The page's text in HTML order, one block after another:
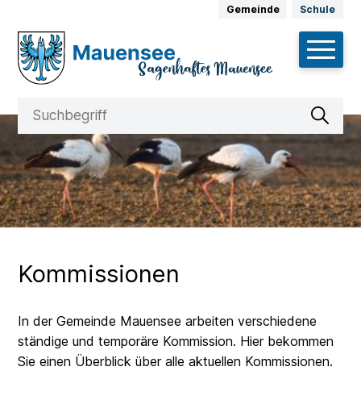
Navigieren in Mauensee
Gemeinde Schule
Suche
Suchbegriff
Kommissionen
In der Gemeinde Mauensee arbeiten verschiedene
ständige und temporäre Kommission. Hier bekommen
Sie einen Überblick über alle aktuellen Kommissionen.